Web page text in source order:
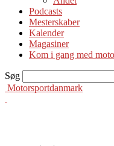
Podcasts
Mesterskaber
Kalender
Magasiner
Kom i gang med
Søg
Motorsportdanmark